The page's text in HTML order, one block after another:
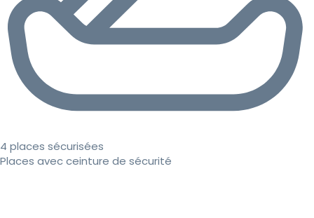
4 places sécurisées
Places avec ceinture de sécurité